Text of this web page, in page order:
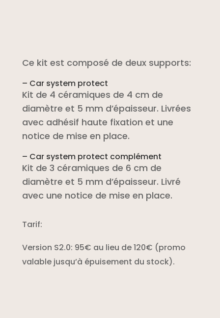
Ce kit est composé de deux supports:
– Car system protect
Kit de 4 céramiques de 4 cm de
diamètre et 5 mm d’épaisseur. Livrées
avec adhésif haute fixation et une
notice de mise en place.
– Car system protect complément
Kit de 3 céramiques de 6 cm de
diamètre et 5 mm d’épaisseur. Livré
avec une notice de mise en place.
Tarif:
Version S2.0: 95€ au lieu de 120€ (promo
valable jusqu’à épuisement du stock).